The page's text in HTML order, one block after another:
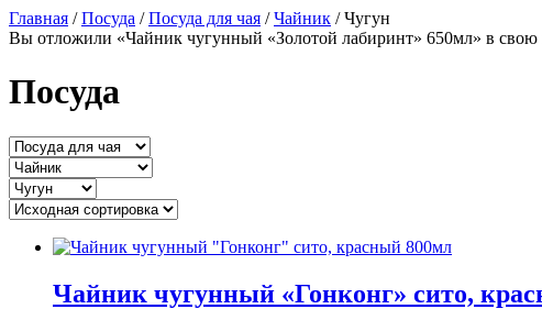
Главная /Посуда /Посуда для чая /Чайник /Чугун
Вы отложили «Чайник чугунный «Золотой лабиринт» 650мл» в свою
Посуда
Чайник чугунный «Гонконг» сито,